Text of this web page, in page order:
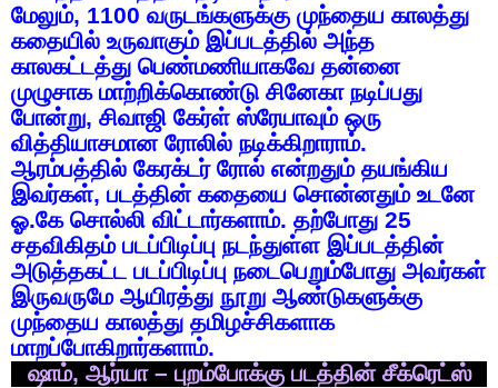
மேலும், 1100 வருடங்களுக்கு முந்தைய காலத்து
கதையில் உருவாகும் இப்படத்தில் அந்த
காலகட்டத்து பெண்மணியாகவே தன்னை
முழுசாக மாற்றிக்கொண்டு சினேகா நடிப்பது
போன்று, சிவாஜி கேர்ள் ஸ்ரேயாவும் ஒரு
வித்தியாசமான ரோலில் நடிக்கிறாராம்.
ஆரம்பத்தில் கேரக்டர் ரோல் என்றதும் தயங்கிய
இவர்கள், படத்தின் கதையை சொன்னதும் உடனே
ஓ.கே சொல்லி விட்டார்களாம். தற்போது 25
சதவிகிதம் படப்பிடிப்பு நடந்துள்ள இப்படத்தின்
அடுத்தகட்ட படப்பிடிப்பு நடைபெறும்போது அவர்கள்
இருவருமே ஆயிரத்து நூறு ஆண்டுகளுக்கு
முந்தைய காலத்து தமிழச்சிகளாக
மாறப்போகிறார்களாம்.
ஷாம், ஆர்யா– புறம்போக்கு படத்தின் சீக்ரெட்ஸ்